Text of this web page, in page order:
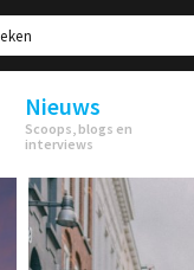
Nieuws
Scoops, blogs en
interviews